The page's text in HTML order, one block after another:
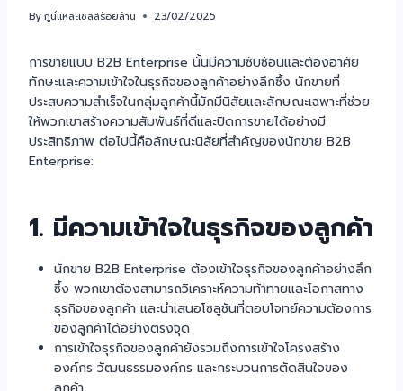
Byกูนี่แหละเซลล์ร้อยล้าน 23/02/2025
การขายแบบ B2B Enterprise นั้นมีความซับซ้อนและต้องอาศัย
ทักษะและความเข้าใจในธุรกิจของลูกค้าอย่างลึกซึ้ง นักขายที่
ประสบความสำเร็จในกลุ่มลูกค้านี้มักมีนิสัยและลักษณะเฉพาะที่ช่วย
ให้พวกเขาสร้างความสัมพันธ์ที่ดีและปิดการขายได้อย่างมี
ประสิทธิภาพ ต่อไปนี้คือลักษณะนิสัยที่สำคัญของนักขาย B2B
Enterprise:
1. มีความเข้าใจในธุรกิจของลูกค้า
นักขาย B2B Enterprise ต้องเข้าใจธุรกิจของลูกค้าอย่างลึก
ซึ้ง พวกเขาต้องสามารถวิเคราะห์ความท้าทายและโอกาสทาง
ธุรกิจของลูกค้า และนำเสนอโซลูชันที่ตอบโจทย์ความต้องการ
ของลูกค้าได้อย่างตรงจุด
การเข้าใจธุรกิจของลูกค้ายังรวมถึงการเข้าใจโครงสร้าง
องค์กร วัฒนธรรมองค์กร และกระบวนการตัดสินใจของ